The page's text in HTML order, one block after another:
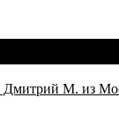
Дмитрий М. из